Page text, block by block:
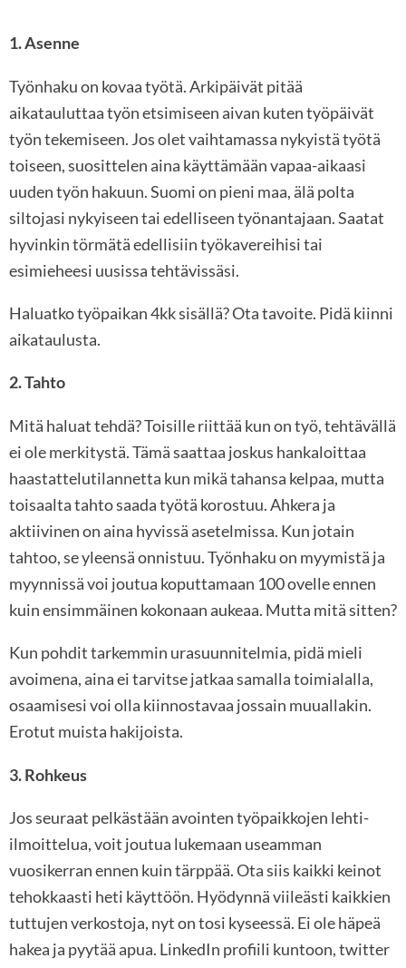
1. Asenne
Työnhaku on kovaa työtä. Arkipäivät pitää
aikatauluttaa työn etsimiseen aivan kuten työpäivät
työn tekemiseen. Jos olet vaihtamassa nykyistä työtä
toiseen, suosittelen aina käyttämään vapaa-aikaasi
uuden työn hakuun. Suomi on pieni maa, älä polta
siltojasi nykyiseen tai edelliseen työnantajaan. Saatat
hyvinkin törmätä edellisiin työkavereihisi tai
esimieheesi uusissa tehtävissäsi.
Haluatko työpaikan 4kk sisällä? Ota tavoite. Pidä kiinni
aikataulusta.
2. Tahto
Mitä haluat tehdä? Toisille riittää kun on työ, tehtävällä
ei ole merkitystä. Tämä saattaa joskus hankaloittaa
haastattelutilannetta kun mikä tahansa kelpaa, mutta
toisaalta tahto saada työtä korostuu. Ahkera ja
aktiivinen on aina hyvissä asetelmissa. Kun jotain
tahtoo, se yleensä onnistuu. Työnhaku on myymistä ja
myynnissä voi joutua koputtamaan 100 ovelle ennen
kuin ensimmäinen kokonaan aukeaa. Mutta mitä sitten?
Kun pohdit tarkemmin urasuunnitelmia, pidä mieli
avoimena, aina ei tarvitse jatkaa samalla toimialalla,
osaamisesi voi olla kiinnostavaa jossain muuallakin.
Erotut muista hakijoista.
3. Rohkeus
Jos seuraat pelkästään avointen työpaikkojen lehti-
ilmoittelua, voit joutua lukemaan useamman
vuosikerran ennen kuin tärppää. Ota siis kaikki keinot
tehokkaasti heti käyttöön. Hyödynnä viileästi kaikkien
tuttujen verkostoja, nyt on tosi kyseessä. Ei ole häpeä
hakea ja pyytää apua. LinkedIn profiili kuntoon, twitter